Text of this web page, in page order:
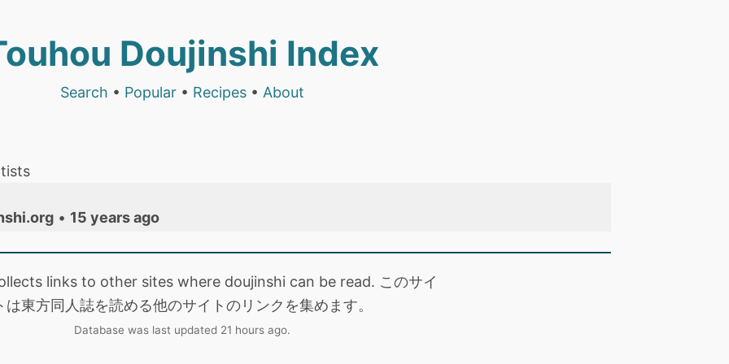
Doujinshi Index
Search • Popular • Recipes • About
• 15 years ago
links to other sites where doujinshi can be read. このサイ
は東方同人誌を読める他のサイトのリンクを集めます。
Database was last updated 21 hours ago.